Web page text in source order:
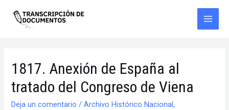
contenido
Main
1817. Anexión de España al
tratado del Congreso de Viena
Deja un comentario /Archivo Histórico Nacional,